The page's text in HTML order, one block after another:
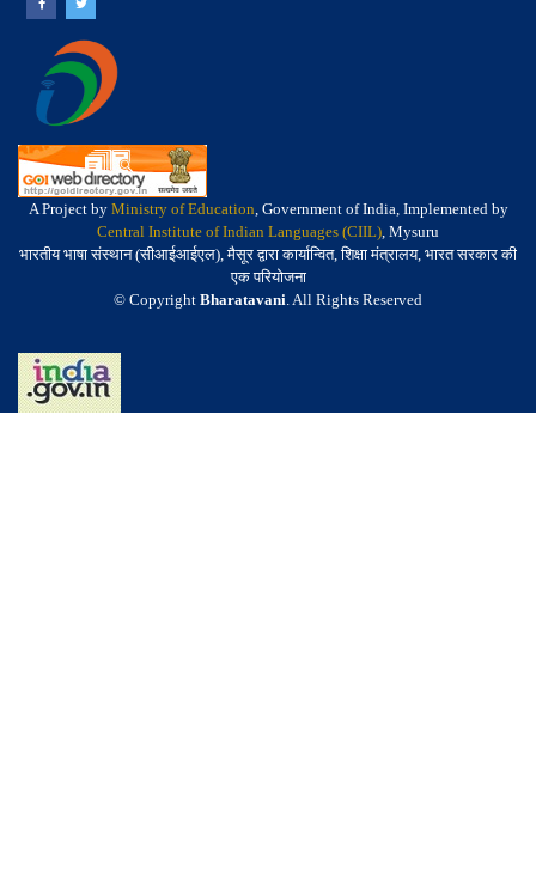
A Project by Ministry of Education, Government of India, Implemented by
Central Institute of Indian Languages (CIIL), Mysuru
भारतीय भाषा संस्थान (सीआईआईएल), मैसूर द्वारा कार्यान्वित, शिक्षा मंत्रालय, भारत सरकार की
एक परियोजना
© Copyright Bharatavani. All Rights Reserved